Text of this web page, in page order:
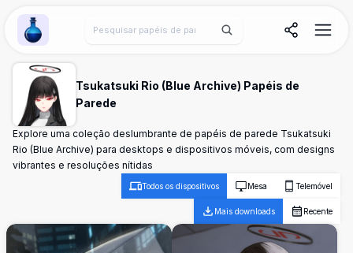
Wallpaper Alchemy
Tsukatsuki Rio (Blue Archive) Papéis de
Parede
Explore uma coleção deslumbrante de papéis de parede Tsukatsuki
Rio (Blue Archive) para desktops e dispositivos móveis, com designs
vibrantes e resoluções nítidas
Todos os dispositivos Mesa Telemóvel
Mais downloads Recente